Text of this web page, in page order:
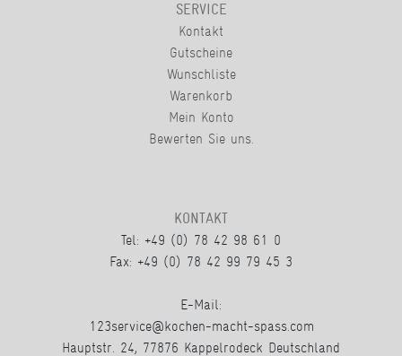
SERVICE
Kontakt
Gutscheine
Wunschliste
Warenkorb
Mein Konto
Bewerten Sie uns.
KONTAKT
Tel: +49 (0) 78 42 98 61 0
Fax: +49 (0) 78 42 99 79 45 3
E-Mail:
123service@kochen-macht-spass.com
Hauptstr. 24, 77876 Kappelrodeck Deutschland